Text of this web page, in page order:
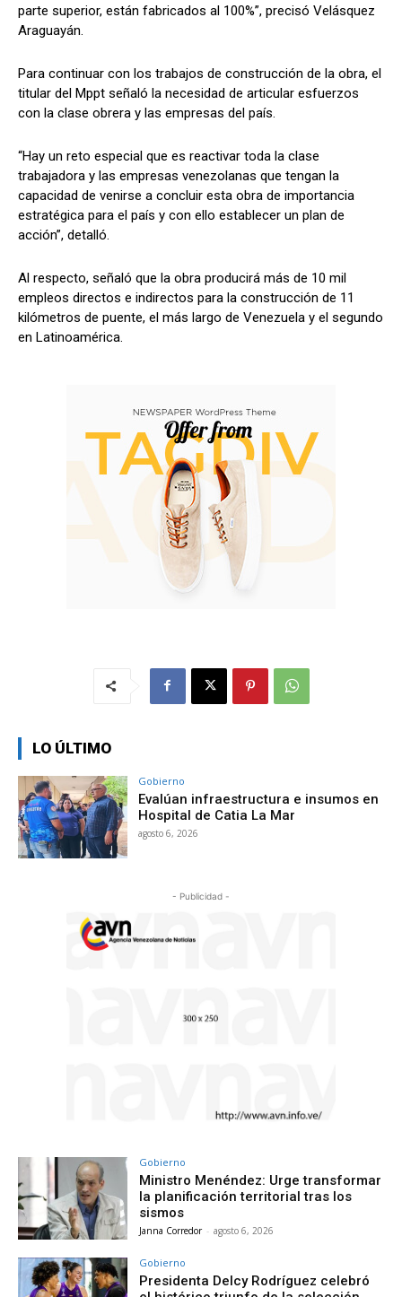
parte superior, están fabricados al 100%”, precisó Velásquez
Araguayán.
Para continuar con los trabajos de construcción de la obra, el
titular del Mppt señaló la necesidad de articular esfuerzos
con la clase obrera y las empresas del país.
“Hay un reto especial que es reactivar toda la clase
trabajadora y las empresas venezolanas que tengan la
capacidad de venirse a concluir esta obra de importancia
estratégica para el país y con ello establecer un plan de
acción”, detalló.
Al respecto, señaló que la obra producirá más de 10 mil
empleos directos e indirectos para la construcción de 11
kilómetros de puente, el más largo de Venezuela y el segundo
en Latinoamérica.
LO ÚLTIMO
Gobierno
Evalúan infraestructura e insumos en
Hospital de Catia La Mar
agosto 6, 2026
- Publicidad -
Gobierno
Ministro Menéndez: Urge transformar
la planificación territorial tras los
sismos
Janna Corredor - agosto 6, 2026
Gobierno
Presidenta Delcy Rodríguez celebró